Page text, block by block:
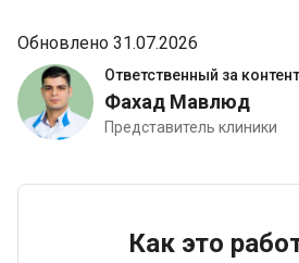
Ответственный за контент
Фахад Мавлюд
Представитель клиники
Обновлено 31.07.2026
Как это